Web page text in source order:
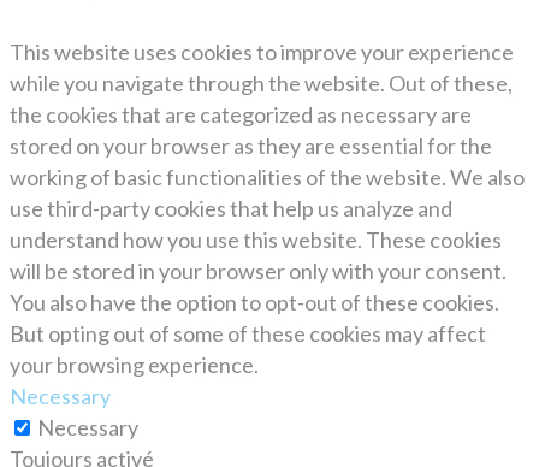
This website uses cookies to improve your experience
while you navigate through the website. Out of these,
the cookies that are categorized as necessary are
stored on your browser as they are essential for the
working of basic functionalities of the website. We also
use third-party cookies that help us analyze and
understand how you use this website. These cookies
will be stored in your browser only with your consent.
You also have the option to opt-out of these cookies.
But opting out of some of these cookies may affect
your browsing experience.
Necessary
Necessary
Toujours activé